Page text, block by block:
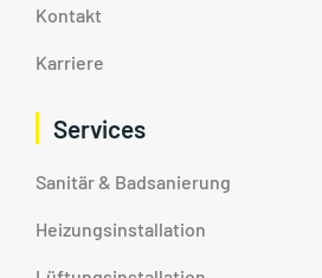
Kontakt
Karriere
Services
Sanitär & Badsanierung
Heizungsinstallation